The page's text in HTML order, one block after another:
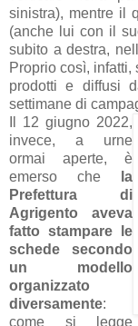
sinistra), mentre il
(anche lui con il
subito a destra,
Proprio così,
prodotti e diffusi
settimane di
Il 12 giugno 2022,
invece, a urne
ormai aperte, è
emerso che
la
Prefettura di
Agrigento aveva
fatto stampare le
schede secondo
un modello
organizzato
diversamente:
come si legge